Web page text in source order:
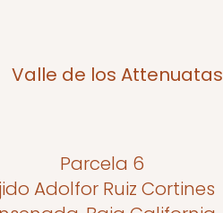
Valle de los Attenuatas
Parcela 6
Adolfor Ruiz Cortines